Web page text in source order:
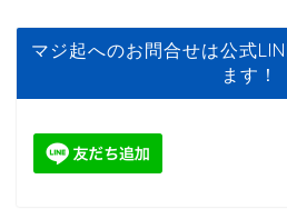
マジ起へのお問合せは公式
ます！